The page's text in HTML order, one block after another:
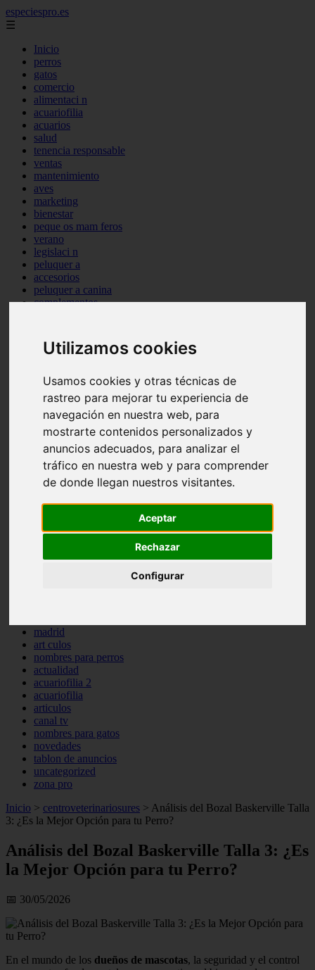
Utilizamos cookies
Usamos cookies y otras técnicas de
rastreo para mejorar tu experiencia de
navegación en nuestra web, para
mostrarte contenidos personalizados y
anuncios adecuados, para analizar el
tráfico en nuestra web y para comprender
de donde llegan nuestros visitantes.
Aceptar
Rechazar
Configurar
especiespro.es
☰
Inicio
perros
gatos
comercio
alimentaci n
acuariofilia
acuarios
salud
tenencia responsable
ventas
mantenimiento
aves
marketing
bienestar
peque os mam feros
verano
legislaci n
peluquer a
accesorios
peluquer a canina
complementos
protagonistas
reptiles
adopci n
higiene
snacks
acuario
iberzoo propet
comercios
estanques
viajar
cr a
especies invasoras
agua
madrid
art culos
nombres para perros
actualidad
acuariofilia 2
acuariofilia
articulos
canal tv
nombres para gatos
novedades
tablon de anuncios
uncategorized
zona pro
Inicio > centroveterinariosures > Análisis del Bozal Baskerville Talla
3: ¿Es la Mejor Opción para tu Perro?
Análisis del Bozal Baskerville Talla 3: ¿Es
la Mejor Opción para tu Perro?
📅 30/05/2026
En el mundo de los dueños de mascotas, la seguridad y el control